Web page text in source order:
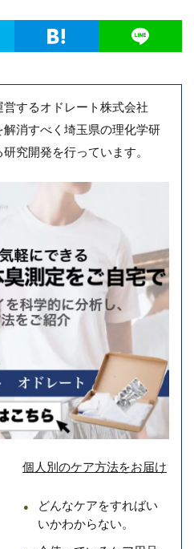
するオドレート株式会社
消すべく埼玉県の理化学研
究開発を行っています。
個人別のケア方法をお届け
どんなケアをすればい
いかわからない。